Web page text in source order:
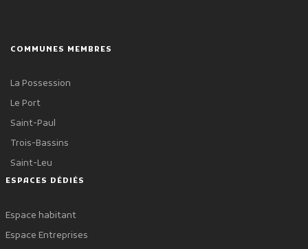
COMMUNES MEMBRES
La Possession
Le Port
Saint-Paul
Trois-Bassins
Saint-Leu
ESPACES DÉDIÉS
Espace habitant
Espace Entreprises